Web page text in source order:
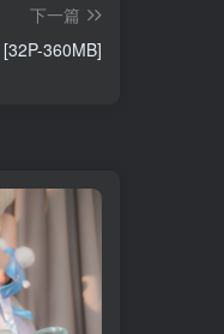
下一篇
360MB]